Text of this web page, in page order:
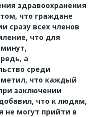
здравоохранения
что граждане
сразу всех членов
что для
а
среди
что каждый
заключении
что к людям,
не могут прийти в